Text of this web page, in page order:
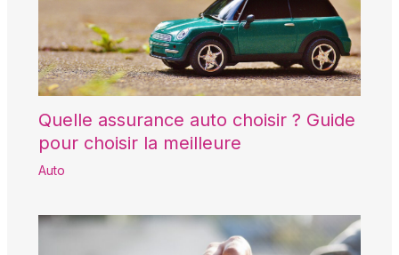
Quelle assurance auto choisir ? Guide
pour choisir la meilleure
Auto